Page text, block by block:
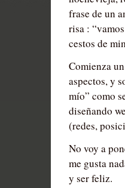
frase de un
risa :
cestos de
Comienza
aspectos, y
mío” como
diseñando
(redes,
No voy a
me gusta
y ser feliz.